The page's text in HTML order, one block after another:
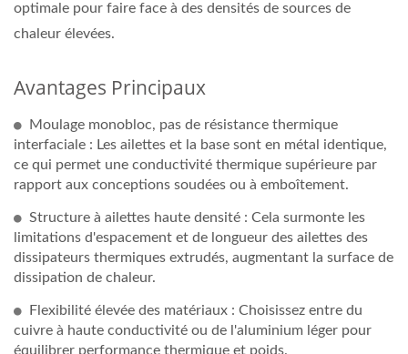
optimale pour faire face à des densités de sources de
chaleur élevées.
Avantages Principaux
Moulage monobloc, pas de résistance thermique
interfaciale : Les ailettes et la base sont en métal identique,
ce qui permet une conductivité thermique supérieure par
rapport aux conceptions soudées ou à emboîtement.
Structure à ailettes haute densité : Cela surmonte les
limitations d'espacement et de longueur des ailettes des
dissipateurs thermiques extrudés, augmentant la surface de
dissipation de chaleur.
Flexibilité élevée des matériaux : Choisissez entre du
cuivre à haute conductivité ou de l'aluminium léger pour
équilibrer performance thermique et poids.